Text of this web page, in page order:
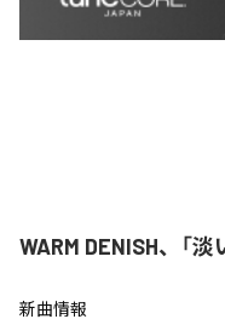
WARM DENISH、「
新曲情報